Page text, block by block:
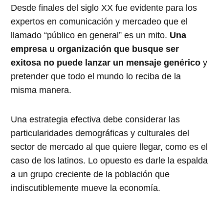
Desde finales del siglo XX fue evidente para los
expertos en comunicación y mercadeo que el
llamado “público en general” es un mito. Una
empresa u organización que busque ser
exitosa no puede lanzar un mensaje genérico y
pretender que todo el mundo lo reciba de la
misma manera.
Una estrategia efectiva debe considerar las
particularidades demográficas y culturales del
sector de mercado al que quiere llegar, como es el
caso de los latinos. Lo opuesto es darle la espalda
a un grupo creciente de la población que
indiscutiblemente mueve la economía.